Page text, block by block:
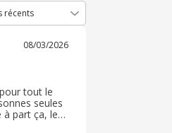
08/03/2026
tout le
seules
à part ça, le